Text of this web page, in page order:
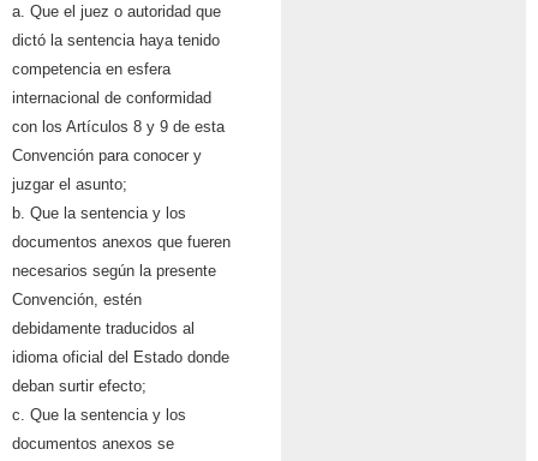
a. Que el juez o autoridad que
dictó la sentencia haya tenido
competencia en esfera
internacional de conformidad
con los Artículos 8 y 9 de esta
Convención para conocer y
juzgar el asunto;
b. Que la sentencia y los
documentos anexos que fueren
necesarios según la presente
Convención, estén
debidamente traducidos al
idioma oficial del Estado donde
deban surtir efecto;
c. Que la sentencia y los
documentos anexos se